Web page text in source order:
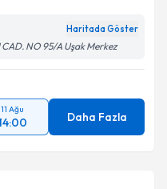
Haritada Göster
NO 95/A Uşak Merkez
11 Ağu
Daha Fazla